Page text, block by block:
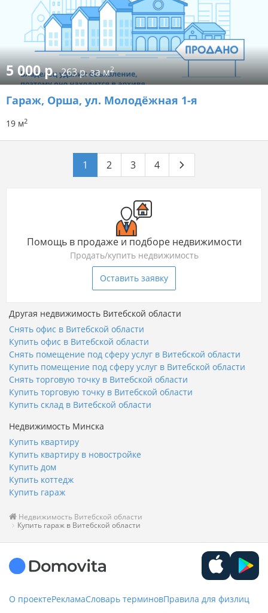
5 000 р.263 р. за м2
Гараж, Орша, ул. Молодёжная 1-я
19 м2
1 2 3 4
Помощь в продаже и подборе недвижимости
Продать/купить недвижимость
Оставить заявку
Другая недвижимость Витебской области
Снять офис в Витебской области
Купить офис в Витебской области
Снять помещение под сферу услуг в Витебской области
Купить помещение под сферу услуг в Витебской области
Снять торговую точку в Витебской области
Купить торговую точку в Витебской области
Купить склад в Витебской области
Недвижимость Минска
Купить квартиру
Купить квартиру в новостройке
Купить дом
Купить коттедж
Купить гараж
Недвижимость Витебской области
Купить гараж в Витебской области
О проектеРекламаСловарь терминовПравила для физлиц